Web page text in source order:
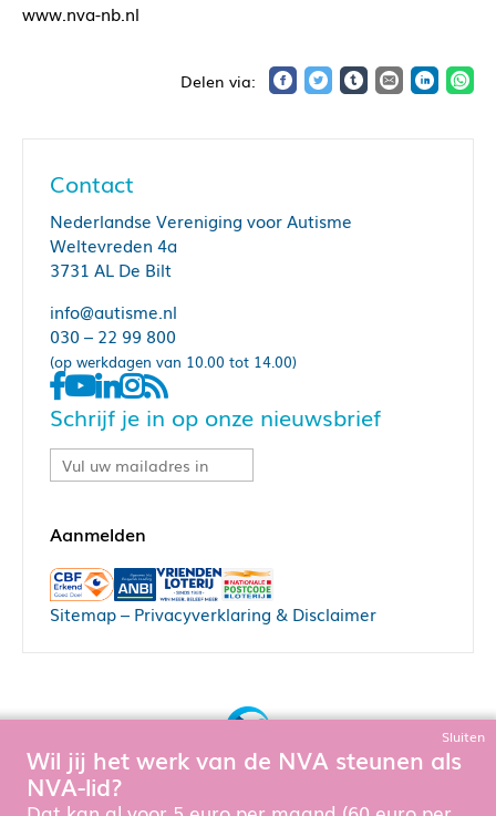
www.nva-nb.nl
Contact
Nederlandse Vereniging voor Autisme
Weltevreden 4a
3731 AL De Bilt
info@autisme.nl
030 – 22 99 800
(op werkdagen van 10.00 tot 14.00)
Schrijf je in op onze nieuwsbrief
Sitemap– Privacyverklaring & Disclaimer
Om de website goed te laten functioneren en te verbeteren
Sluiten
Wil jij het werk van de NVA steunen als
NVA-lid?